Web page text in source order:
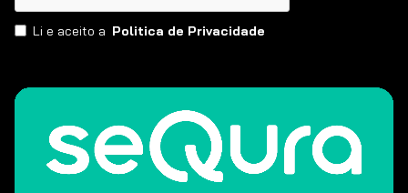
Li e aceito a Politica de Privacidade